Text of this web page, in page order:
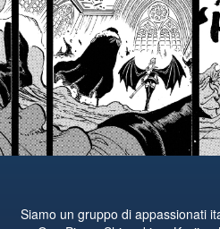
Siamo un gruppo di appassionati